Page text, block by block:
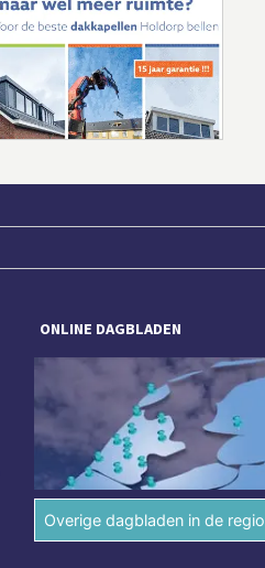
ONLINE DAGBLADEN
Overige dagbladen in de regio